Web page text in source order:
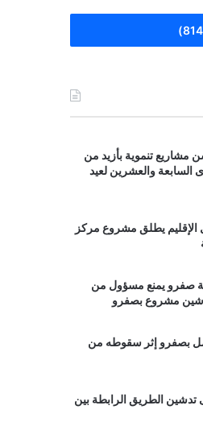
تنموية بأزيد من
السابعة والعشرين لعيد
الإقليم يطلق مشروع مركز
صفرو يمنع مسؤول من
مشروع بصفرو
بصفرو إثر سقوطه من
الطريق الرابطة بين